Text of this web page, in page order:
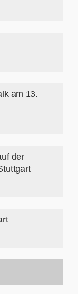
am 13.
der